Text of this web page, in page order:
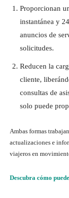
Proporcionan
instantánea y
anuncios de
solicitudes.
Reducen la
cliente,
consultas de
solo puede
Ambas formas
actualizaciones e
viajeros en
Descubra cómo